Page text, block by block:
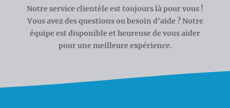
Notre service clientèle est toujours là pour vous !
Vous avez des questions ou besoin d'aide ? Notre
équipe est disponible et heureuse de vous aider
pour une meilleure expérience.